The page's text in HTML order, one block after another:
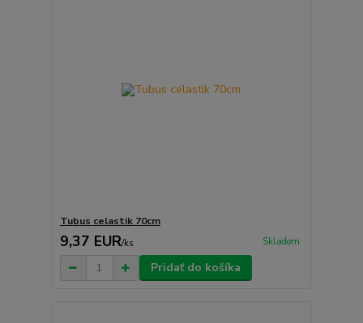
Tubus celastik 70cm
9,37 EUR/ks Skladom
Pridať do košíka